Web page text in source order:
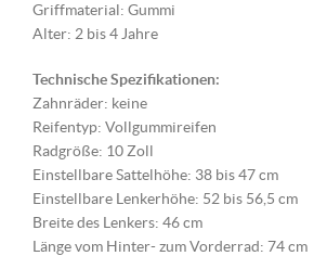
Griffmaterial: Gummi
Alter: 2 bis 4 Jahre
Technische Spezifikationen:
Zahnräder: keine
Reifentyp: Vollgummireifen
Radgröße: 10 Zoll
Einstellbare Sattelhöhe: 38 bis 47 cm
Einstellbare Lenkerhöhe: 52 bis 56,5 cm
Breite des Lenkers: 46 cm
Länge vom Hinter- zum Vorderrad: 74 cm